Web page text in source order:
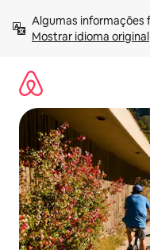
para
Mostrar idioma original